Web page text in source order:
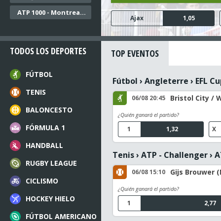
ATP 1000 - Montreal Dobles
1,05
Ajax 1,17
FC Twente 2,52
1,45
N.E.C. Nijmegen 1,68
Go Ahead Eagles
TODOS LOS DEPORTES
FÚTBOL
TENIS
BALONCESTO
FÓRMULA 1
HANDBALL
RUGBY LEAGUE
CICLISMO
HOCKEY HIELO
FÚTBOL AMERICANO
TOP EVENTOS
Fútbol › Angleterre › EFL
06/08 20:45 Bristol City /
¿Quién ganará el partido?
1,32
1 X
Tenis› ATP - Challenger›
06/08 15:10 Gijs Brouwer
¿Quién ganará el partido?
2,77
1